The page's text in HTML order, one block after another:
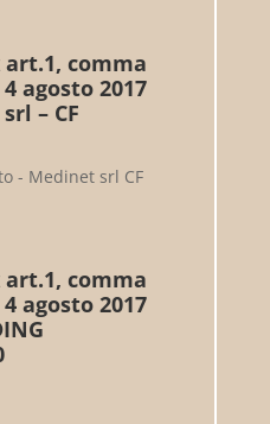
comma
agosto 2017
– CF
- Medinet srl CF
comma
agosto 2017